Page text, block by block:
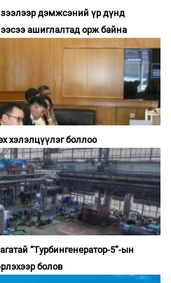
зээлээр дэмжсэний үр дүнд
ашиглалтад орж байна
хэлэлцүүлэг боллоо
“Турбингенератор-5”-ын
болов